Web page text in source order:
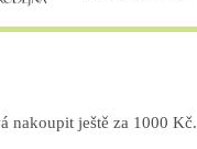
nakoupit ještě za 1000 Kč.